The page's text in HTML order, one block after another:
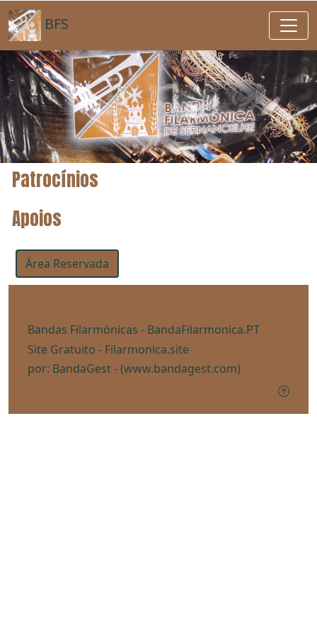
BFS
Patrocínios
Apoios
Área Reservada
Bandas Filarmónicas - BandaFilarmonica.PT
Site Gratuito - Filarmonica.site
por: BandaGest -(www.bandagest.com)